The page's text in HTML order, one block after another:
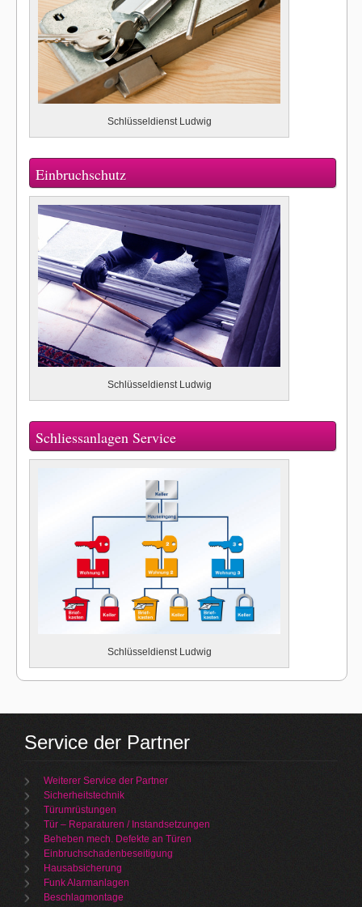
Schlüsseldienst Ludwig
Einbruchschutz
Schlüsseldienst Ludwig
Schliessanlagen Service
Schlüsseldienst Ludwig
Service der Partner
Weiterer Service der Partner
Sicherheitstechnik
Türumrüstungen
Tür – Reparaturen / Instandsetzungen
Beheben mech. Defekte an Türen
Einbruchschadenbeseitigung
Hausabsicherung
Funk Alarmanlagen
Beschlagmontage